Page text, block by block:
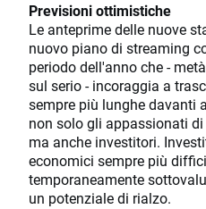
Previsioni ottimistiche
Le anteprime delle nuove
nuovo piano di streaming
periodo dell'anno che -
sul serio - incoraggia a
sempre più lunghe davanti
non solo gli appassionati
ma anche investitori.
economici sempre più
temporaneamente
un potenziale di rialzo.